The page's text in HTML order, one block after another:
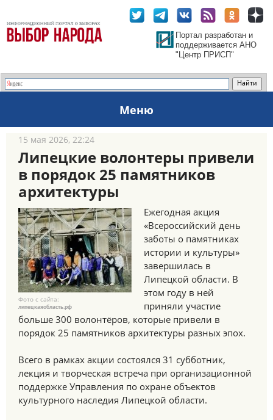
Портал разработан и
поддерживается АНО
"Центр ПРИСП"
Меню
15 мая 2026, 22:24
Липецкие волонтеры привели
в порядок 25 памятников
архитектуры
Фото с сайта:
липецкаяобласть.рф
Ежегодная акция
«Всероссийский день
заботы о памятниках
истории и культуры»
завершилась в
Липецкой области. В
этом году в ней
приняли участие
больше 300 волонтёров, которые привели в
порядок 25 памятников архитектуры разных эпох.
Всего в рамках акции состоялся 31 субботник,
лекция и творческая встреча при организационной
поддержке Управления по охране объектов
культурного наследия Липецкой области.